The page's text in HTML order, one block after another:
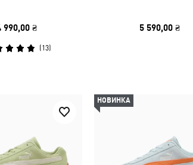
990,00 ₴
(13)
5 590,00 ₴
НОВИНКА